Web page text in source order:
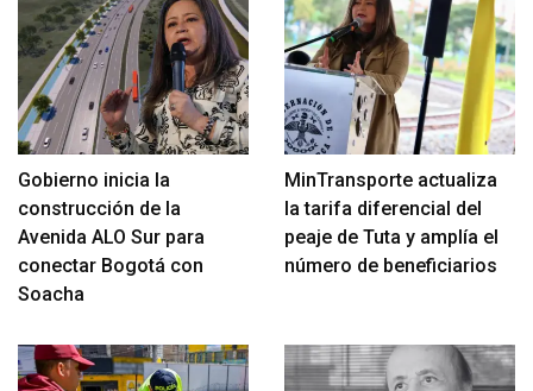
Gobierno inicia la
construcción de la
Avenida ALO Sur para
conectar Bogotá con
Soacha
MinTransporte actualiza
la tarifa diferencial del
peaje de Tuta y amplía el
número de beneficiarios